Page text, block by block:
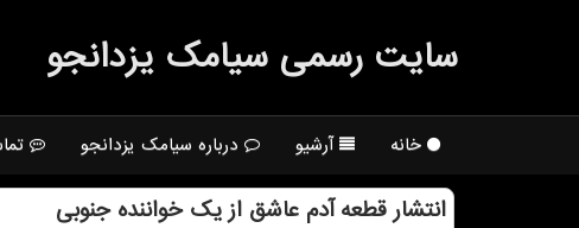
سایت رسمی سیامك یزدانجو
خانه آرشیو درباره سیامک یزدانجو
انتشار قطعه آدم عاشق از یك خواننده جنوبی